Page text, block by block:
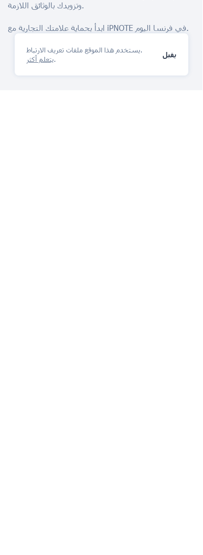
يستخدم هذا الموقع ملفات تعريف الارتباط.
يتعلم أكثر.
يقبل
وتزويدك بالوثائق اللازمة.
ابدأ بحماية علامتك التجارية مع iPNOTE في فرنسا اليوم.